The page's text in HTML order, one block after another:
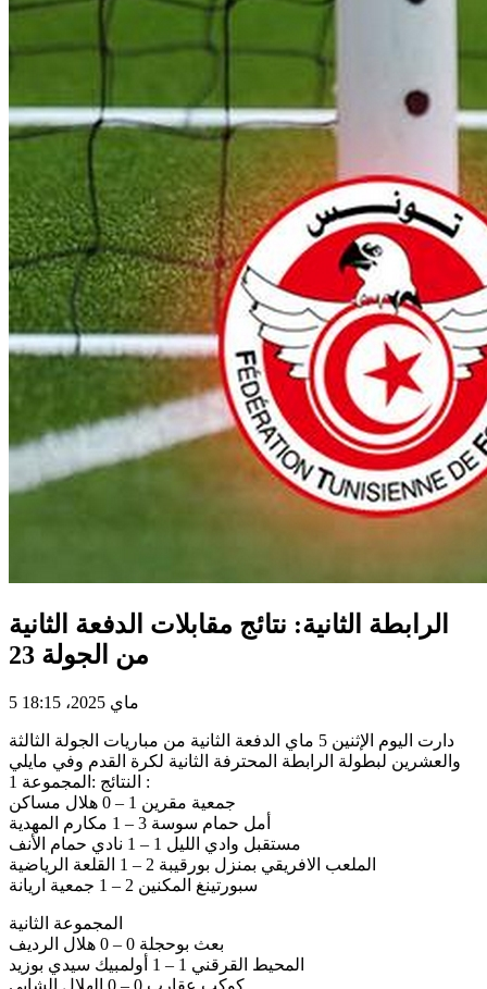
الرابطة الثانية: نتائج مقابلات الدفعة الثانية
من الجولة 23
5 ماي 2025، 18:15
دارت اليوم الإثنين 5 ماي الدفعة الثانية من مباريات الجولة الثالثة
والعشرين لبطولة الرابطة المحترفة الثانية لكرة القدم وفي مايلي
النتائج :المجموعة 1 :
جمعية مقرين 1 – 0 هلال مساكن
أمل حمام سوسة 3 – 1 مكارم المهدية
مستقبل وادي الليل 1 – 1 نادي حمام الأنف
الملعب الافريقي بمنزل بورقيبة 2 – 1 القلعة الرياضية
سبورتينغ المكنين 2 – 1 جمعية اريانة
المجموعة الثانية
بعث بوحجلة 0 – 0 هلال الرديف
المحيط القرقني 1 – 1 أولمبيك سيدي بوزيد
كوكب عقارب 0 – 0 الهلال الشابي